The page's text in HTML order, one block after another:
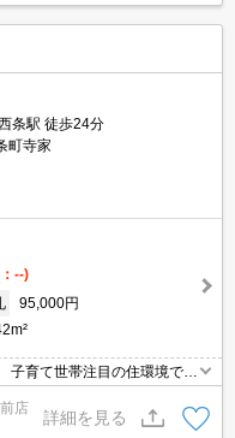
ドなタイプで奥様方に人気
条駅 徒歩24分
町寺家
--)
95,000円
子育て世帯注目の住環境で
徒歩圏内！ 病院も６００
の生活をサポートするお買
店
詳細を見る